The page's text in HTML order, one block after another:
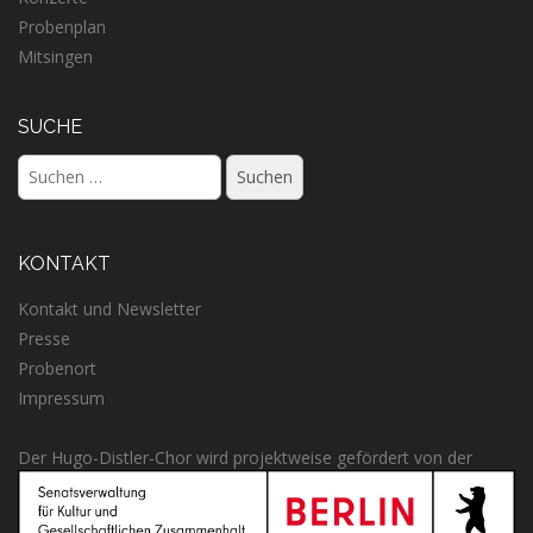
Probenplan
Mitsingen
SUCHE
Suchen
nach:
KONTAKT
Kontakt und Newsletter
Presse
Probenort
Impressum
Der Hugo-Distler-Chor wird projektweise gefördert von der